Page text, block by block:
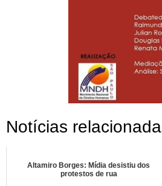
Notícias
Altamiro Borges: Mídia desistiu dos
protestos de rua